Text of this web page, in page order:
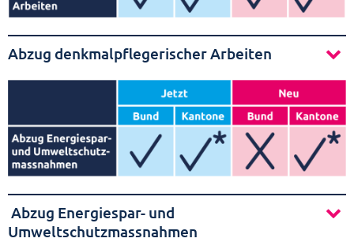
Abzug denkmalpflegerischer Arbeiten
Abzug Energiespar- und
Umweltschutzmassnahmen